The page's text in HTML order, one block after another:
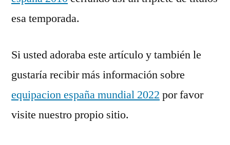
esa temporada.
Si usted adoraba este artículo y también le
gustaría recibir más información sobre
equipacion españa mundial 2022 por favor
visite nuestro propio sitio.